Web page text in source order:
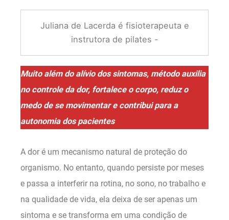
Juliana de Lacerda é fisioterapeuta e
instrutora de pilates -
Muito além do alívio dos sintomas, método auxilia
no controle da dor, fortalece o corpo, reduz o
medo de se movimentar e contribui para a
autonomia dos pacientes
A dor é um mecanismo natural de proteção do
organismo. No entanto, quando persiste por meses
e passa a interferir na rotina, no sono, no trabalho e
na qualidade de vida, ela deixa de ser apenas um
sintoma e se transforma em uma condição de